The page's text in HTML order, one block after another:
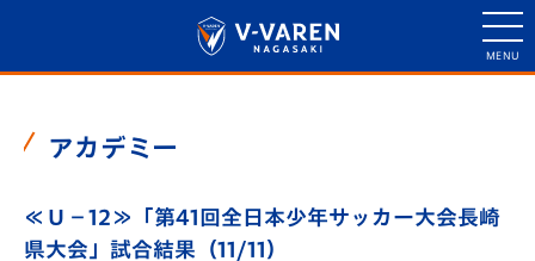
アカデミー
≪Ｕ－12≫「第41回全日本少年サッカー大会長崎
県大会」試合結果（11/11）